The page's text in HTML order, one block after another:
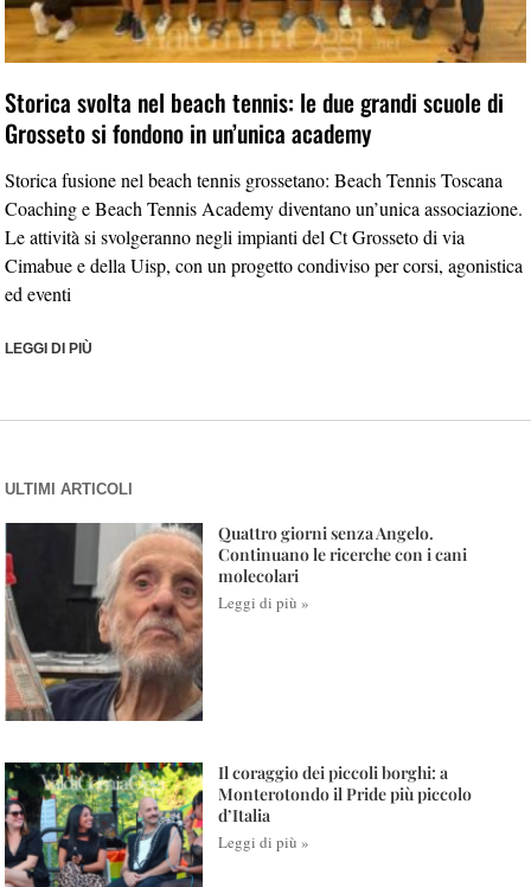
Storica svolta nel beach tennis: le due grandi scuole di
Grosseto si fondono in un’unica academy
Storica fusione nel beach tennis grossetano: Beach Tennis Toscana
Coaching e Beach Tennis Academy diventano un’unica associazione.
Le attività si svolgeranno negli impianti del Ct Grosseto di via
Cimabue e della Uisp, con un progetto condiviso per corsi, agonistica
ed eventi
LEGGI DI PIÙ
ULTIMI ARTICOLI
Quattro giorni senza Angelo.
Continuano le ricerche con i cani
molecolari
Leggi di più »
Il coraggio dei piccoli borghi: a
Monterotondo il Pride più piccolo
d’Italia
Leggi di più »